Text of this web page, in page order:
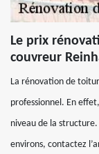
Le prix
couvreur
La rénovation de
professionnel. En
niveau de la structure.
environs, contactez